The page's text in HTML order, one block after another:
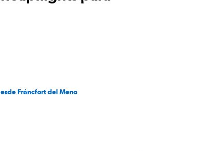
Fráncfort del Meno